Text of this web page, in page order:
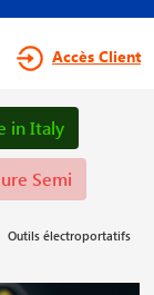
Accès Client
in Italy
Semi
Outils électroportatifs